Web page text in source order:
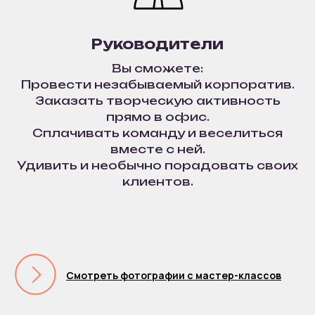
Руководители
Вы сможете:
Провести незабываемый корпоратив.
Заказать творческую активность
прямо в офис.
Сплачивать команду и веселиться
вместе с ней.
Удивить и необычно порадовать своих
клиентов.
Смотреть фотографии с мастер-классов
количество участников не
зависит от формата мастер-класса и ваших
Заполните форму — и мы предложим вам:
Готовые решения под любое
мероприятие
Индивидуальную разработку мастер-